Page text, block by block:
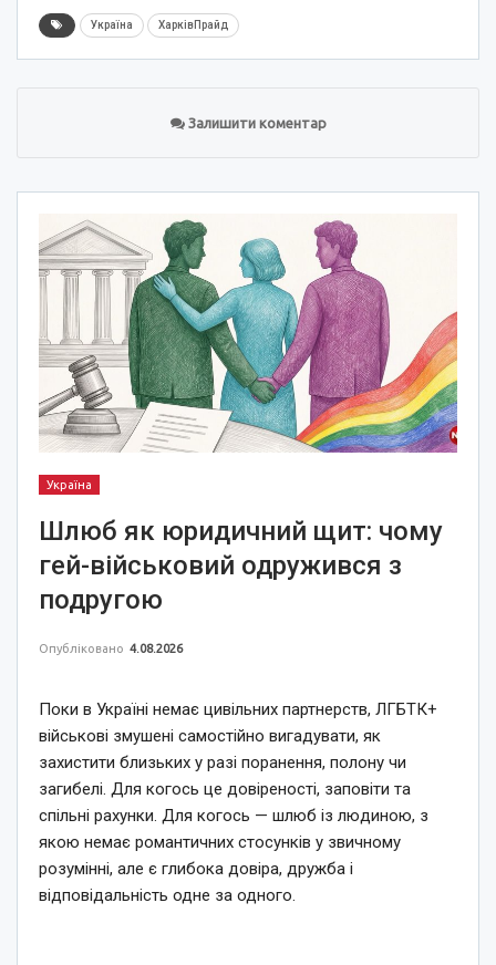
Україна ХарківПрайд
Залишити коментар
Україна
Шлюб як юридичний щит: чому
гей-військовий одружився з
подругою
Опубліковано 4.08.2026
Поки в Україні немає цивільних партнерств, ЛГБТК+
військові змушені самостійно вигадувати, як
захистити близьких у разі поранення, полону чи
загибелі. Для когось це довіреності, заповіти та
спільні рахунки. Для когось — шлюб із людиною, з
якою немає романтичних стосунків у звичному
розумінні, але є глибока довіра, дружба і
відповідальність одне за одного.